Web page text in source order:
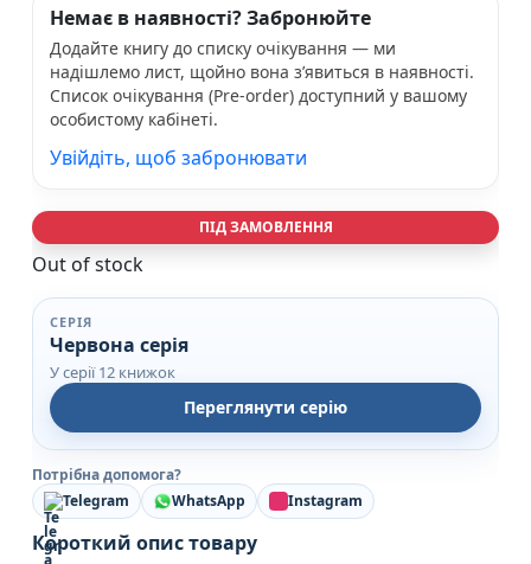
Немає в наявності? Забронюйте
Додайте книгу до списку очікування — ми
надішлемо лист, щойно вона з’явиться в наявності.
Список очікування (Pre-order) доступний у вашому
особистому кабінеті.
Увійдіть, щоб забронювати
ПІД ЗАМОВЛЕННЯ
Out of stock
СЕРІЯ
Червона серія
У серії 12 книжок
Переглянути серію
Потрібна допомога?
Telegram
WhatsApp Instagram
Короткий опис товару